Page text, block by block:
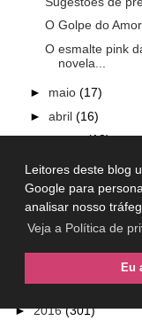
Leitores deste blog
Google para
analisar nosso
Veja a Política de
Eu
O Golpe do Amor
O esmalte pink
novela...
► maio (17)
► abril (16)
►março(18)
►
fevereiro
(14)
►janeiro(11)
►2020(233)
2019
►2017(317)
►2016(301)